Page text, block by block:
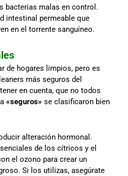
bacterias malas en control.
intestinal permeable que
en el torrente sanguíneo.
de hogares limpios, pero es
más seguros del
en cuenta, que no todos
«seguros» se clasificaron bien
alteración hormonal.
de los cítricos y el
el ozono para crear un
Si los utilizas, asegúrate